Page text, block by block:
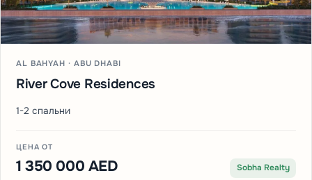
AL BAHYAH · ABU DHABI
River Cove Residences
1-2 спальни
ЦЕНА ОТ
1 350 000 AED Sobha Realty